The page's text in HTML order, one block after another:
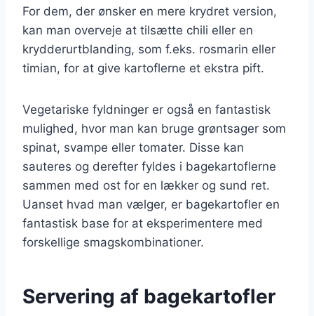
For dem, der ønsker en mere krydret version,
kan man overveje at tilsætte chili eller en
krydderurtblanding, som f.eks. rosmarin eller
timian, for at give kartoflerne et ekstra pift.
Vegetariske fyldninger er også en fantastisk
mulighed, hvor man kan bruge grøntsager som
spinat, svampe eller tomater. Disse kan
sauteres og derefter fyldes i bagekartoflerne
sammen med ost for en lækker og sund ret.
Uanset hvad man vælger, er bagekartofler en
fantastisk base for at eksperimentere med
forskellige smagskombinationer.
Servering af bagekartofler